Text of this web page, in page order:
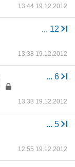
13:44 19.12.2012
... 12
13:38 19.12.2012
... 6
13:33 19.12.2012
... 5
12:55 19.12.2012